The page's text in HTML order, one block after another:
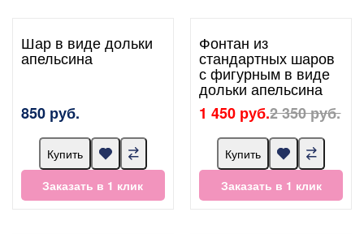
Шар в виде дольки
апельсина
850 руб.
Купить
Заказать в 1 клик
Фонтан из
стандартных шаров
с фигурным в виде
дольки апельсина
1 450 руб.2 350 руб.
Купить
Заказать в 1 клик